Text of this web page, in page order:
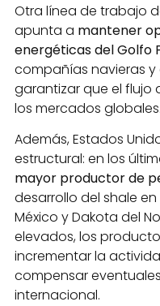
Otra línea de trabajo
apunta a mantener
energéticas del Golfo
compañías navieras
garantizar que el flujo
los mercados globales.
Además, Estados
estructural: en los
mayor productor de
desarrollo del shale
México y Dakota del
elevados, los
incrementar la
compensar
internacional.